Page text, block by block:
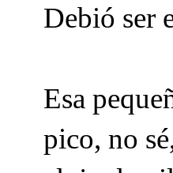
Debió ser
Esa
pico, no